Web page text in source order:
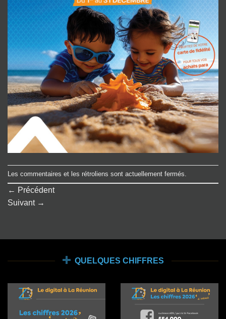
Les commentaires et les rétroliens sont actuellement fermés.
← Précédent
Suivant →
QUELQUES CHIFFRES